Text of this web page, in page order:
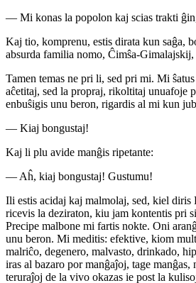
— Mi konas la popolon kaj scias trakti
Kaj tio, komprenu, estis dirata kun saĝa,
absurda familia nomo, Ĉimŝa-
Tamen temas ne pri li, sed pri mi. Mi
aĉetitaj, sed la propraj, rikoltitaj
enbuŝigis unu beron, rigardis al mi kun
— Kiaj bongustaj!
Kaj li plu avide manĝis ripetante:
— Aĥ, kiaj bongustaj! Gustumu!
Ili estis acidaj kaj malmolaj, sed, kiel diris
ricevis la deziraton, kiu jam kontentis pri
Precipe malbone mi fartis nokte. Oni
unu beron. Mi meditis: efektive, kiom
malriĉo, degenero, malvasto, drinkado,
iras al bazaro por manĝaĵoj, tage
teruraĵoj de la vivo okazas ie post la